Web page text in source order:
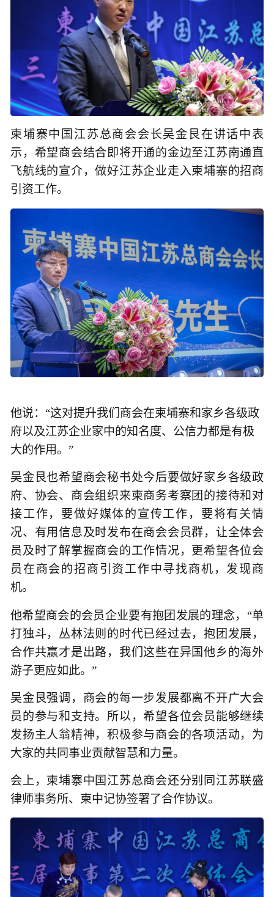
柬埔寨中国江苏总商会会长吴金艮在讲话中表
示，希望商会结合即将开通的金边至江苏南通直
飞航线的宣介，做好江苏企业走入柬埔寨的招商
引资工作。
他说：“这对提升我们商会在柬埔寨和家乡各级政
府以及江苏企业家中的知名度、公信力都是有极
大的作用。”
吴金艮也希望商会秘书处今后要做好家乡各级政
府、协会、商会组织来柬商务考察团的接待和对
接工作，要做好媒体的宣传工作，要将有关情
况、有用信息及时发布在商会会员群，让全体会
员及时了解掌握商会的工作情况，更希望各位会
员在商会的招商引资工作中寻找商机，发现商
机。
他希望商会的会员企业要有抱团发展的理念，“单
打独斗，丛林法则的时代已经过去，抱团发展，
合作共赢才是出路，我们这些在异国他乡的海外
游子更应如此。”
吴金艮强调，商会的每一步发展都离不开广大会
员的参与和支持。所以，希望各位会员能够继续
发扬主人翁精神，积极参与商会的各项活动，为
大家的共同事业贡献智慧和力量。
会上，柬埔寨中国江苏总商会还分别同江苏联盛
律师事务所、柬中记协签署了合作协议。